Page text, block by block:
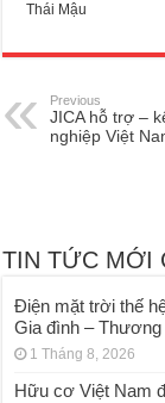
Thái Mậu
Previous
JICA hỗ trợ –
nghiệp Việt
TIN TỨC MỚI
Điện mặt trời thế
Gia đình –
1 Tháng 8, 2026
Hữu cơ Việt Nam